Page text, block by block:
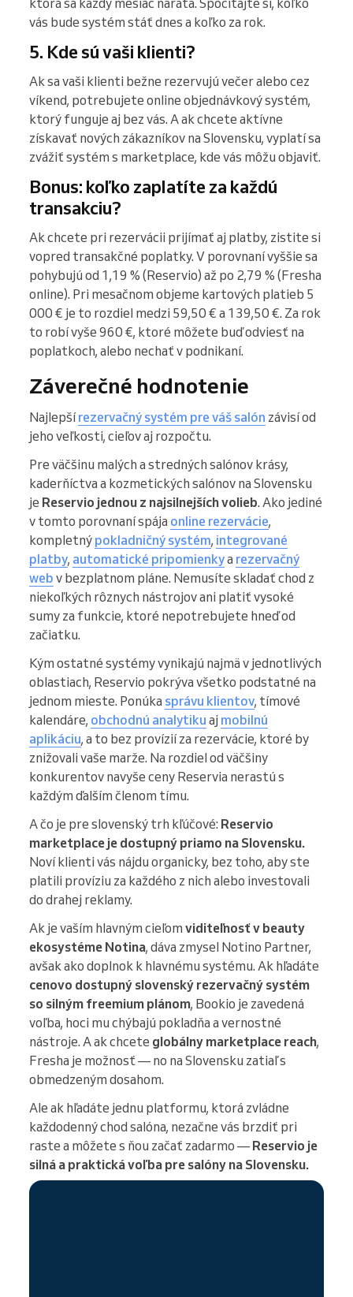
vás bude systém stáť dnes a koľko za rok.
5. Kde sú vaši klienti?
Ak sa vaši klienti bežne rezervujú večer alebo cez
víkend, potrebujete online objednávkový systém,
ktorý funguje aj bez vás. A ak chcete aktívne
získavať nových zákazníkov na Slovensku, vyplatí sa
zvážiť systém s marketplace, kde vás môžu objaviť.
Bonus: koľko zaplatíte za každú
transakciu?
Ak chcete pri rezervácii prijímať aj platby, zistite si
vopred transakčné poplatky. V porovnaní vyššie sa
pohybujú od 1,19 % (Reservio) až po 2,79 % (Fresha
online). Pri mesačnom objeme kartových platieb 5
000 € je to rozdiel medzi 59,50 € a 139,50 €. Za rok
to robí vyše 960 €, ktoré môžete buď odviesť na
poplatkoch, alebo nechať v podnikaní.
Záverečné hodnotenie
Najlepšírezervačný systém pre váš salón závisí od
jeho veľkosti, cieľov aj rozpočtu.
Pre väčšinu malých a stredných salónov krásy,
kaderňíctva a kozmetických salónov na Slovensku
je Reservio jednou z najsilnejších volieb. Ako jediné
v tomto porovnaní spája online rezervácie,
kompletný pokladničný systém, integrované
platby, automatické pripomienkya rezervačný
web v bezplatnom pláne. Nemusíte skladať chod z
niekoľkých rôznych nástrojov ani platiť vysoké
sumy za funkcie, ktoré nepotrebujete hneď od
začiatku.
Kým ostatné systémy vynikajú najmä v jednotlivých
oblastiach, Reservio pokrýva všetko podstatné na
jednom mieste. Ponúka správu klientov, tímové
kalendáre, obchodnú analytiku aj mobilnú
aplikáciu, a to bez provízií za rezervácie, ktoré by
znižovali vaše marže. Na rozdiel od väčšiny
konkurentov navyše ceny Reservia nerastú s
každým ďalším členom tímu.
A čo je pre slovenský trh kľúčové: Reservio
marketplace je dostupný priamo na Slovensku.
Noví klienti vás nájdu organicky, bez toho, aby ste
platili províziu za každého z nich alebo investovali
do drahej reklamy.
Ak je vaším hlavným cieľom viditeľnosť v beauty
ekosystéme Notina, dáva zmysel Notino Partner,
avšak ako doplnok k hlavnému systému. Ak hľadáte
cenovo dostupný slovenský rezervačný systém
so silným freemium plánom, Bookio je zavedená
voľba, hoci mu chýbajú pokladňa a vernostné
nástroje. A ak chcete globálny marketplace reach,
Fresha je možnosť — no na Slovensku zatiaľ s
obmedzeným dosahom.
Ale ak hľadáte jednu platformu, ktorá zvládne
každodenný chod salóna, nezačne vás brzdiť pri
raste a môžete s ňou začať zadarmo — Reservio je
silná a praktická voľba pre salóny na Slovensku.